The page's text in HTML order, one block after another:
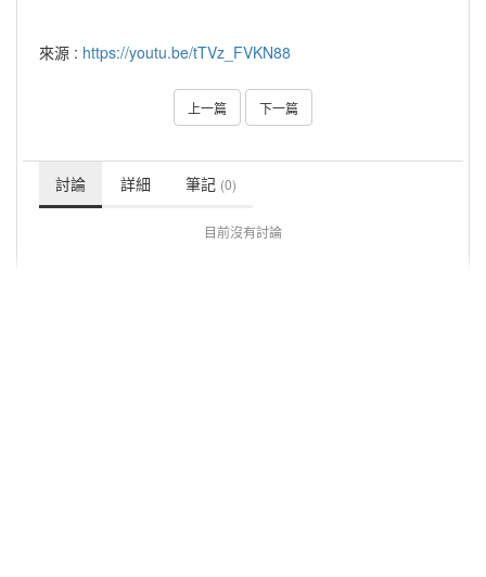
來源 : https://youtu.be/tTVz_FVKN88
上一篇 下一篇
討論 詳細 筆記 (0)
目前沒有討論